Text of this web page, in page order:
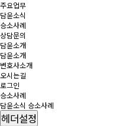
주요업무
담윤소식
승소사례
상담문의
담윤소개
담윤소개
변호사소개
오시는길
로그인
승소사례
담윤소식 승소사례
헤더설정